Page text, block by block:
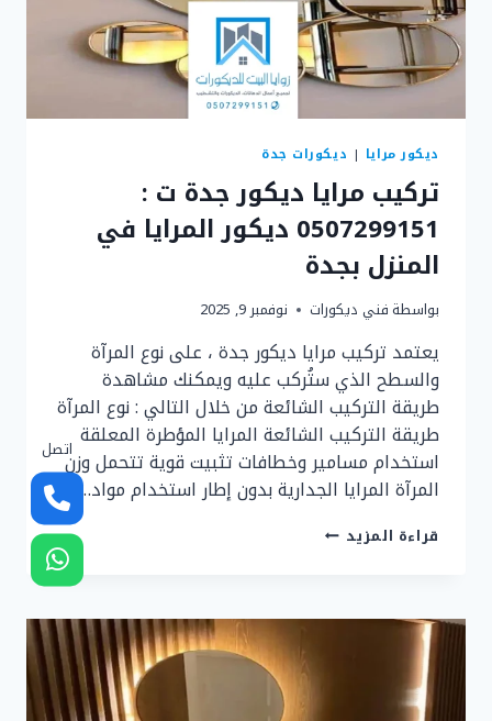
ديكور مرايا | ديكورات جدة
تركيب مرايا ديكور جدة ت :
0507299151 ديكور المرايا في
المنزل بجدة
بواسطة فني ديكورات نوفمبر 9, 2025
يعتمد تركيب مرايا ديكور جدة ، على نوع المرآة
والسطح الذي ستُركب عليه ويمكنك مشاهدة
طريقة التركيب الشائعة من خلال التالي : نوع المرآة
طريقة التركيب الشائعة المرايا المؤطرة المعلقة
استخدام مسامير وخطافات تثبيت قوية تتحمل وزن
المرآة المرايا الجدارية بدون إطار استخدام مواد…
قراءة المزيد تركيب
ت
0507299151
ديكور
المرايا
اتصل